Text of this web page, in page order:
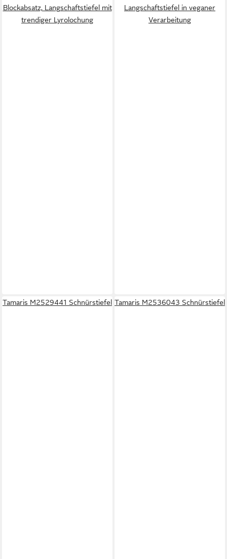
Blockabsatz, Langschaftstiefel mit
trendiger Lyrolochung
Langschaftstiefel in veganer
Verarbeitung
Tamaris M2529441 Schnürstiefel Tamaris M2536043 Schnürstiefel